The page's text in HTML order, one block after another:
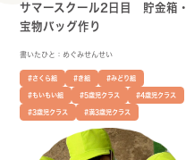
サマースクール2日目 貯金箱・
宝物バッグ作り
書いたひと：めぐみせんせい
#さくら組 #き組 #みどり組
#もいもい組 #5歳児クラス #4歳児クラス
#3歳児クラス #満3歳児クラス